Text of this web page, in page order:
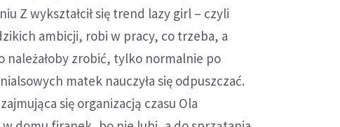
Z wykształcił się trend lazy girl – czyli
ambicji, robi w pracy, co trzeba, a
należałoby zrobić, tylko normalnie po
matek nauczyła się odpuszczać.
się organizacją czasu Ola